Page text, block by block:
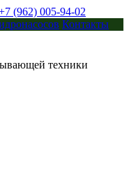
(962) 005-94-02
Контакты
техники